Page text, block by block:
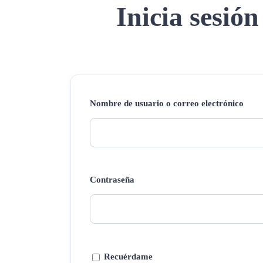
Inicia sesión
Nombre de usuario o correo electrónico
Contraseña
Recuérdame